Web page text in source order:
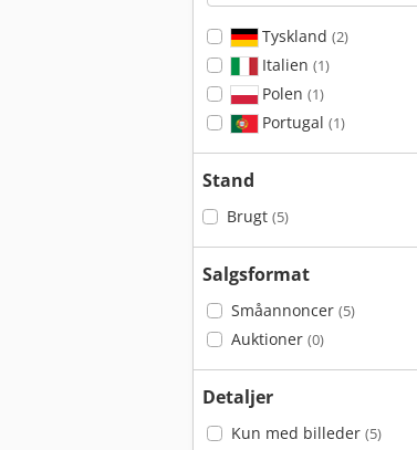
Tyskland (2)
Italien (1)
Polen (1)
Portugal (1)
Stand
Brugt (5)
Salgsformat
Småannoncer (5)
Auktioner (0)
Detaljer
Kun med billeder (5)